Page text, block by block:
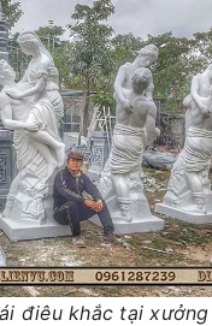
điêu khắc tại xưởng